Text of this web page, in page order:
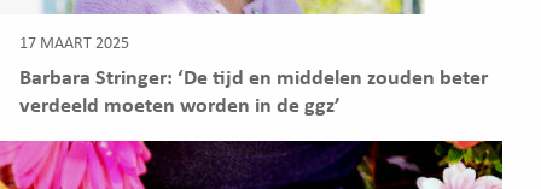
17 MAART 2025
Barbara Stringer: ‘De tijd en middelen zouden beter
verdeeld moeten worden in de ggz’